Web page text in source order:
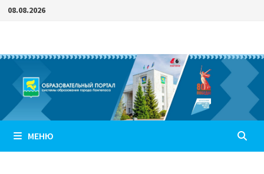
Перейти
08.08.2026
МЕНЮ